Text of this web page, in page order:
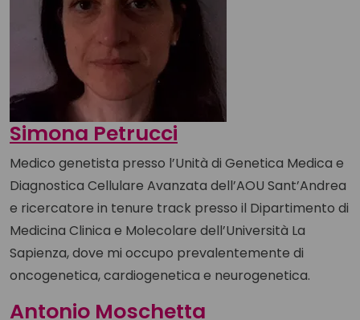
Simona Petrucci
Medico genetista presso l’Unità di Genetica Medica e
Diagnostica Cellulare Avanzata dell’AOU Sant’Andrea
e ricercatore in tenure track presso il Dipartimento di
Medicina Clinica e Molecolare dell’Università La
Sapienza, dove mi occupo prevalentemente di
oncogenetica, cardiogenetica e neurogenetica.
Antonio Moschetta